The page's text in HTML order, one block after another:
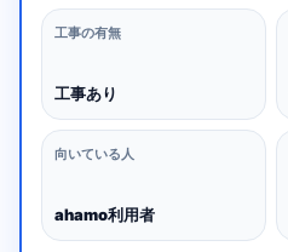
工事の有無
工事あり
向いている人
ahamo利用者